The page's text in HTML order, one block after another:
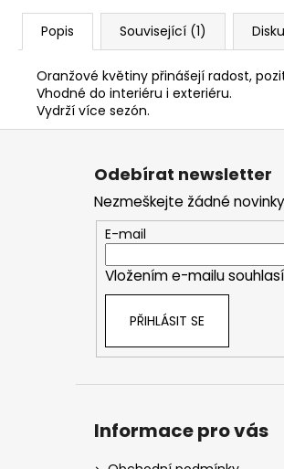
Popis Související (1)
Oranžové květiny přinášejí radost,
Vhodné do interiéru i exteriéru.
Vydrží více sezón.
Z
Odebírat newsletter
Nezmeškejte žádné
E-mail
Vložením e-mailu
PŘIHLÁSIT SE
Informace pro vás